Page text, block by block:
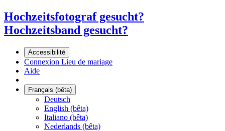
Hochzeitsfotograf gesucht?
Hochzeitsband gesucht?
Accessibilité
Connexion Lieu de mariage
Aide
Français (bêta)
Deutsch
English (bêta)
Italiano (bêta)
Nederlands (bêta)